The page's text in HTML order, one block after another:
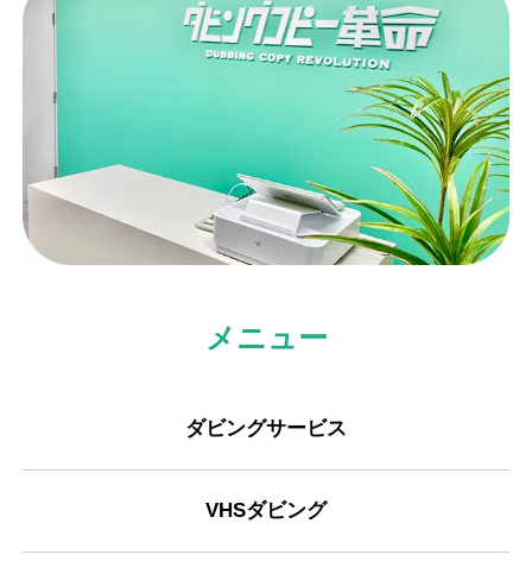
メニュー
ダビングサービス
VHSダビング